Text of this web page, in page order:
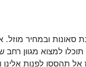
ובמחיר מוזל.
למצוא מגוון רחב
תהססו לפנות אלינו